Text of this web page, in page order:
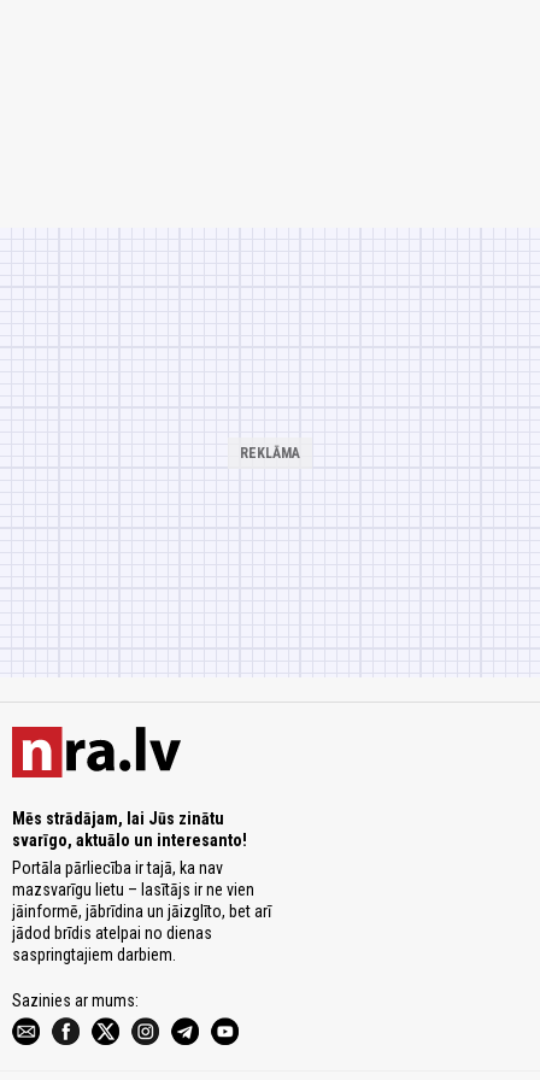
Mēs strādājam, lai Jūs zinātu
svarīgo, aktuālo un interesanto!
Portāla pārliecība ir tajā, ka nav
mazsvarīgu lietu – lasītājs ir ne vien
jāinformē, jābrīdina un jāizglīto, bet arī
jādod brīdis atelpai no dienas
saspringtajiem darbiem.
Sazinies ar mums: